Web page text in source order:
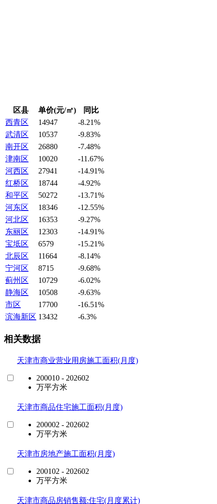
区县 单价(元/㎡)
同比
西青区
14947
-8.21%
武清区
10537
-9.83%
南开区
26880
-7.48%
津南区
10020
-11.67%
河西区
27941
-14.91%
红桥区
18744
-4.92%
和平区
50272
-13.71%
河东区
18346
-12.55%
河北区
16353
-9.27%
东丽区
12303
-14.91%
宝坻区
6579
-15.21%
北辰区
11664
-8.14%
宁河区
8715
-9.68%
蓟州区
10729
-6.02%
静海区
10508
-9.63%
市区
17700
-16.51%
滨海新区 13432 -6.3%
相关数据
天津市商业营业用房施工面积(月度)
200010 - 202602
万平方米
天津市商品住宅施工面积(月度)
200002 - 202602
万平方米
天津市房地产施工面积(月度)
200102 - 202602
万平方米
天津市商品房销售额:住宅(月度累计)